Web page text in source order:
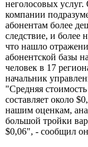
неголосовых
компании
абонентам более
следствие, и более
что нашло
абонентской базы
человек в 17
начальник
"Средняя
составляет около
нашим оценкам,
большой тройки
$0,06", - сообщил